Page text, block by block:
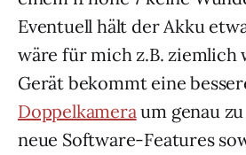
Eventuell hält der Akku
wäre für mich z.B. ziemlich
Gerät bekommt eine
Doppelkamera um genau
neue Software-Features